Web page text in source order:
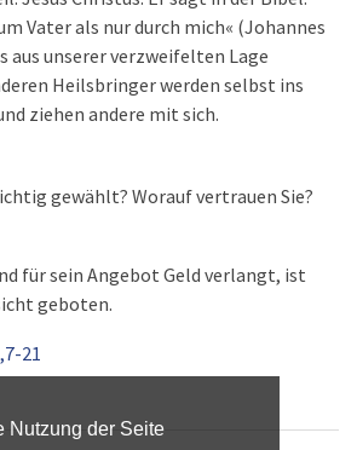
Nutzung der Seite
Vater als nur durch mich« (Johannes
aus unserer verzweifelten Lage
Heilsbringer werden selbst ins
ziehen andere mit sich.
gewählt? Worauf vertrauen Sie?
für sein Angebot Geld verlangt, ist
geboten.
21